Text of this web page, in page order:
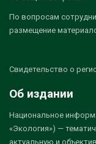
По вопросам
размещение
Свидетельство о
Об издании
Национальное
«Экология») —
актуальную и